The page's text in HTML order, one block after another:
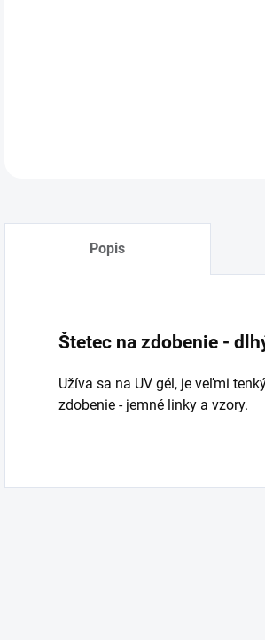
Popis
Štetec na zdobenie -
Užíva sa na UV gél, je veľmi
zdobenie - jemné linky a vzory.